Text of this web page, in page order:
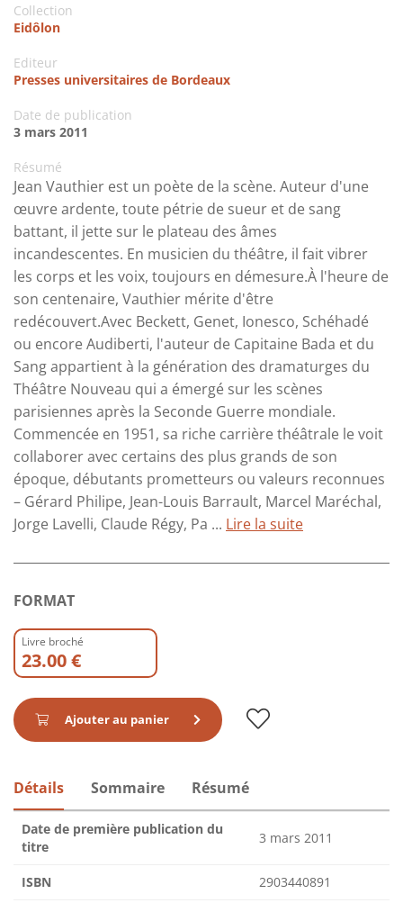
Collection
Eidôlon
Editeur
Presses universitaires de Bordeaux
Date de publication
3 mars 2011
Résumé
Jean Vauthier est un poète de la scène. Auteur d'une
œuvre ardente, toute pétrie de sueur et de sang
battant, il jette sur le plateau des âmes
incandescentes. En musicien du théâtre, il fait vibrer
les corps et les voix, toujours en démesure.À l'heure de
son centenaire, Vauthier mérite d'être
redécouvert.Avec Beckett, Genet, Ionesco, Schéhadé
ou encore Audiberti, l'auteur de Capitaine Bada et du
Sang appartient à la génération des dramaturges du
Théâtre Nouveau qui a émergé sur les scènes
parisiennes après la Seconde Guerre mondiale.
Commencée en 1951, sa riche carrière théâtrale le voit
collaborer avec certains des plus grands de son
époque, débutants prometteurs ou valeurs reconnues
– Gérard Philipe, Jean-Louis Barrault, Marcel Maréchal,
Jorge Lavelli, Claude Régy, Pa ... Lire la suite
FORMAT
Livre broché
23.00 €
Ajouter au panier
Détails Sommaire Résumé
Date de première publication du
titre
3 mars 2011
ISBN 2903440891